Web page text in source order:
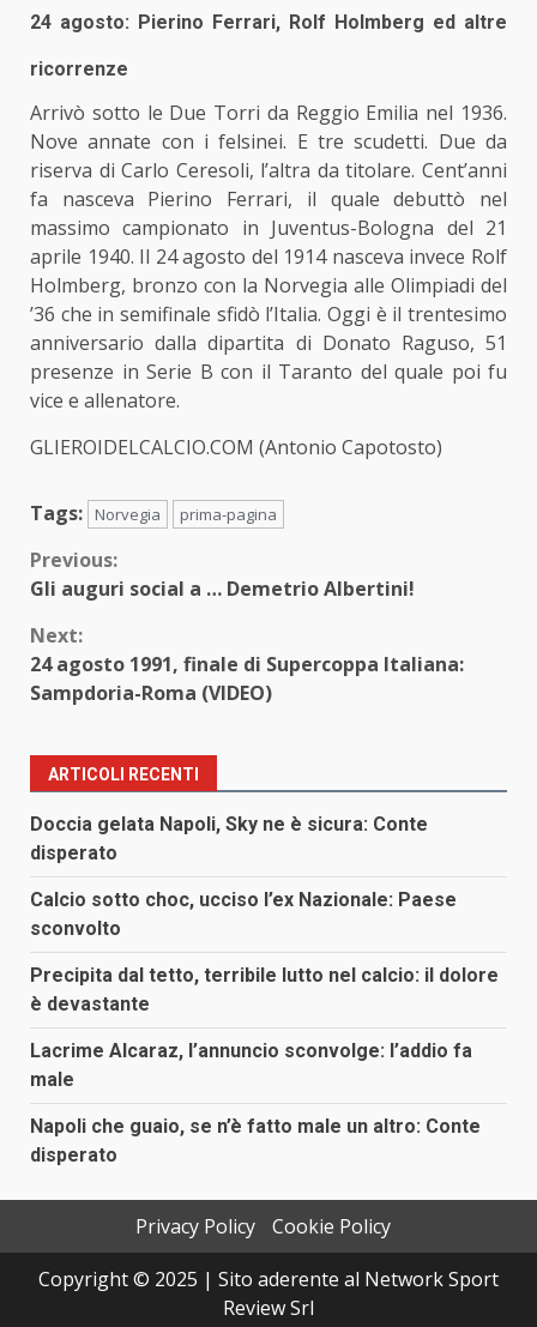
24 agosto: Pierino Ferrari, Rolf Holmberg ed altre
ricorrenze
Arrivò sotto le Due Torri da Reggio Emilia nel 1936.
Nove annate con i felsinei. E tre scudetti. Due da
riserva di Carlo Ceresoli, l’altra da titolare. Cent’anni
fa nasceva Pierino Ferrari, il quale debuttò nel
massimo campionato in Juventus-Bologna del 21
aprile 1940. Il 24 agosto del 1914 nasceva invece Rolf
Holmberg, bronzo con la Norvegia alle Olimpiadi del
’36 che in semifinale sfidò l’Italia. Oggi è il trentesimo
anniversario dalla dipartita di Donato Raguso, 51
presenze in Serie B con il Taranto del quale poi fu
vice e allenatore.
GLIEROIDELCALCIO.COM (Antonio Capotosto)
Tags: Norvegia prima-pagina
Continue
Reading
Previous:
Gli auguri social a … Demetrio Albertini!
Next:
24 agosto 1991, finale di Supercoppa Italiana:
Sampdoria-Roma (VIDEO)
ARTICOLI RECENTI
Doccia gelata Napoli, Sky ne è sicura: Conte
disperato
Calcio sotto choc, ucciso l’ex Nazionale: Paese
sconvolto
Precipita dal tetto, terribile lutto nel calcio: il dolore
è devastante
Lacrime Alcaraz, l’annuncio sconvolge: l’addio fa
male
Napoli che guaio, se n’è fatto male un altro: Conte
disperato
Privacy Policy
Cookie Policy
Copyright © 2025 | Sito aderente al Network Sport
Review Srl